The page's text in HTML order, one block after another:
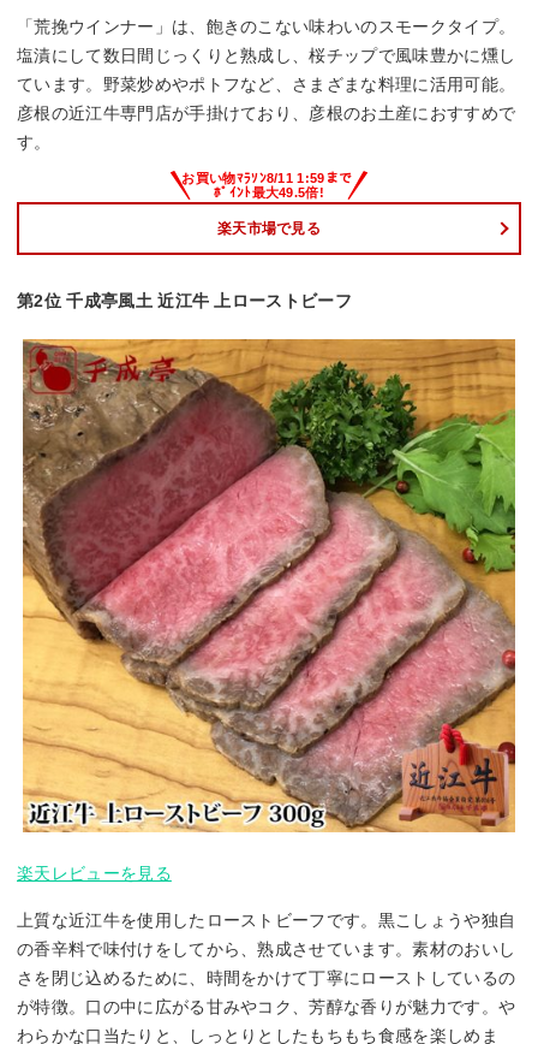
「荒挽ウインナー」は、飽きのこない味わいのスモークタイプ。
塩漬にして数日間じっくりと熟成し、桜チップで風味豊かに燻し
ています。野菜炒めやポトフなど、さまざまな料理に活用可能。
彦根の近江牛専門店が手掛けており、彦根のお土産におすすめで
す。
楽天市場で見る
第2位 千成亭風土 近江牛 上ローストビーフ
楽天レビューを見る
上質な近江牛を使用したローストビーフです。黒こしょうや独自
の香辛料で味付けをしてから、熟成させています。素材のおいし
さを閉じ込めるために、時間をかけて丁寧にローストしているの
が特徴。口の中に広がる甘みやコク、芳醇な香りが魅力です。や
わらかな口当たりと、しっとりとしたもちもち食感を楽しめま